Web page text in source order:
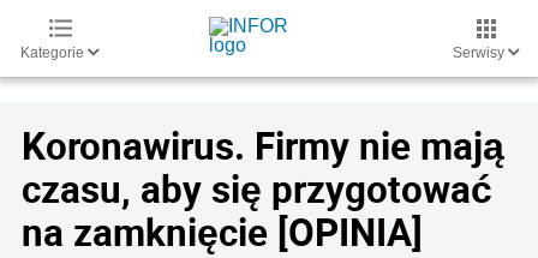
Kategorie Serwisy
Koronawirus. Firmy nie mają
czasu, aby się przygotować
na zamknięcie [OPINIA]